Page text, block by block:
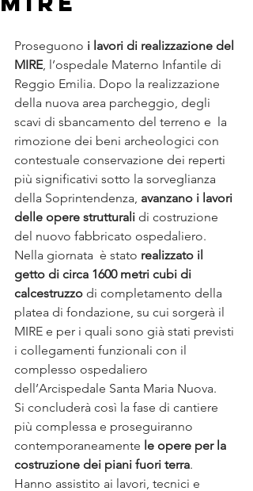
Proseguono i lavori di realizzazione del
MIRE, l’ospedale Materno Infantile di
Reggio Emilia. Dopo la realizzazione
della nuova area parcheggio, degli
scavi di sbancamento del terreno e  la
rimozione dei beni archeologici con
contestuale conservazione dei reperti
più significativi sotto la sorveglianza
della Soprintendenza, avanzano i lavori
delle opere strutturali di costruzione
del nuovo fabbricato ospedaliero.
Nella giornata  è stato realizzato il
getto di circa 1600 metri cubi di
calcestruzzo di completamento della
platea di fondazione, su cui sorgerà il
MIRE e per i quali sono già stati previsti
i collegamenti funzionali con il
complesso ospedaliero
dell’Arcispedale Santa Maria Nuova.
Si concluderà così la fase di cantiere
più complessa e proseguiranno
contemporaneamente le opere per la
costruzione dei piani fuori terra.
Hanno assistito ai lavori, tecnici e